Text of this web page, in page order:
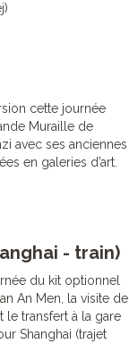
cette journée
Muraille de
avec ses anciennes
en galeries d’art.
- train)
du kit optionnel
An Men, la visite de
le transfert à la gare
Shanghai (trajet